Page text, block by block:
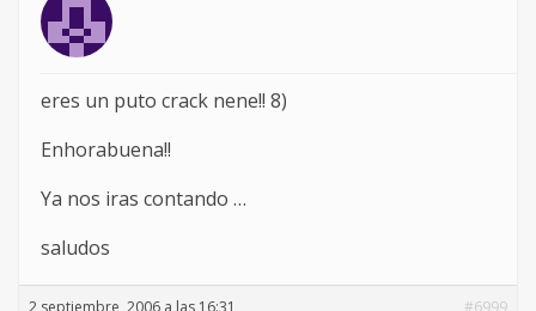
eres un puto crack nene!! 8)
Enhorabuena!!
Ya nos iras contando …
saludos